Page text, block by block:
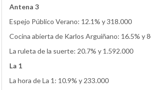
Antena 3
Espejo Público Verano: 12.1% y 318.000
Cocina abierta de Karlos Arguiñano: 16.5% y
La ruleta de la suerte: 20.7% y 1.592.000
La 1
La hora de La 1: 10.9% y 233.000